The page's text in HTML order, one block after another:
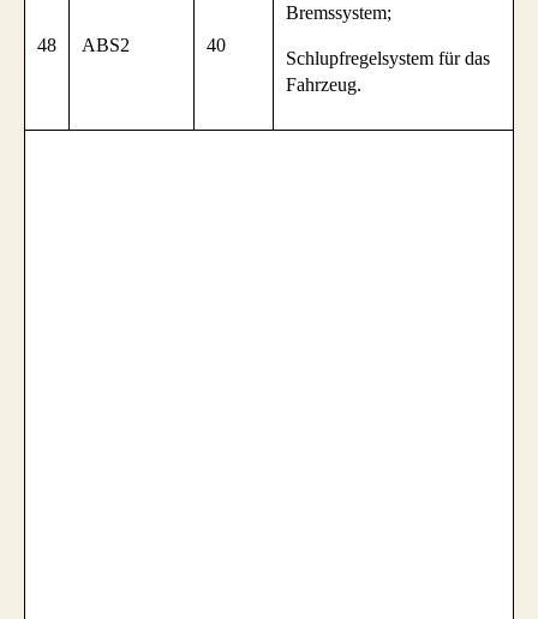
48 ABS2 40
Bremssystem;
Schlupfregelsystem für das
Fahrzeug.